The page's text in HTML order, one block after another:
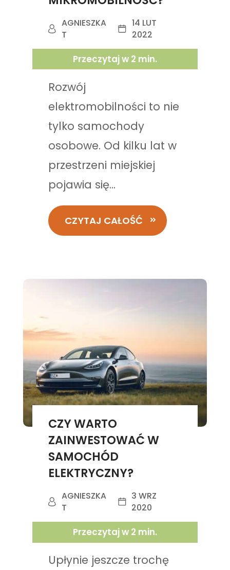
AGNIESZKA
T
14 LUT
2022
Przeczytaj w 2 min.
Rozwój
elektromobilności to nie
tylko samochody
osobowe. Od kilku lat w
przestrzeni miejskiej
pojawia się...
CZYTAJ CAŁOŚĆ
CZY WARTO
ZAINWESTOWAĆ W
SAMOCHÓD
ELEKTRYCZNY?
AGNIESZKA
T
3 WRZ
2020
Przeczytaj w 2 min.
Upłynie jeszcze trochę